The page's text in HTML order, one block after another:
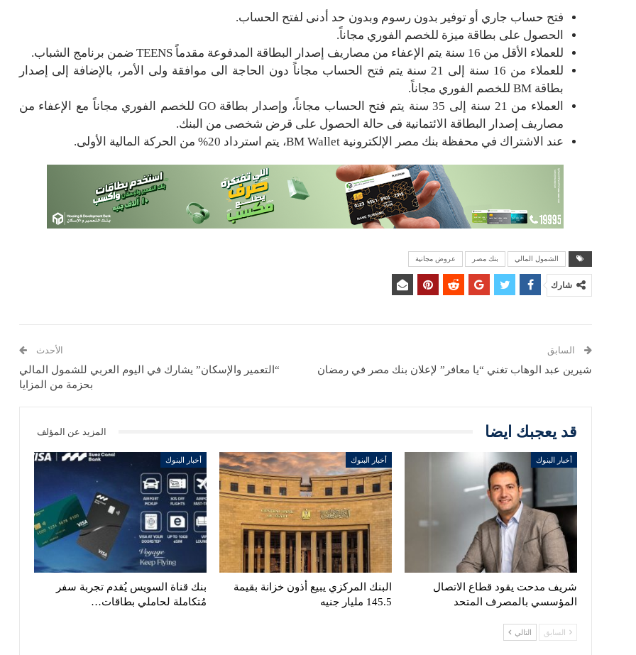
فتح حساب جاري أو توفير بدون رسوم وبدون حد أدنى لفتح الحساب.
الحصول على بطاقة ميزة للخصم الفوري مجاناً.
للعملاء الأقل من 16 سنة يتم الإعفاء من مصاريف إصدار البطاقة المدفوعة مقدماً TEENS ضمن برنامج الشباب.
للعملاء من 16 سنة إلى 21 سنة يتم فتح الحساب مجاناً دون الحاجة الى موافقة ولى الأمر، بالإضافة إلى إصدار
بطاقة BM للخصم الفوري مجاناً.
العملاء من 21 سنة إلى 35 سنة يتم فتح الحساب مجاناً، وإصدار بطاقة GO للخصم الفوري مجاناً مع الإعفاء من
مصاريف إصدار البطاقة الائتمانية فى حالة الحصول على قرض شخصى من البنك.
عند الاشتراك في محفظة بنك مصر الإلكترونية BM Wallet، يتم استرداد 20% من الحركة المالية الأولى.
الشمول المالي بنك مصر عروض مجانية
شارك
السابق
شيرين عبد الوهاب تغني “يا معافر” لإعلان بنك مصر في رمضان
الأحدث
“التعمير والإسكان” يشارك في اليوم العربي للشمول المالي
بحزمة من المزايا
قد يعجبك ايضا المزيد عن المؤلف
أخبار البنوك
شريف مدحت يقود قطاع الاتصال
المؤسسي بالمصرف المتحد
أخبار البنوك
البنك المركزي يبيع أذون خزانة بقيمة
145.5 مليار جنيه
أخبار البنوك
بنك قناة السويس يُقدم تجربة سفر
مُتكاملة لحاملي بطاقات…
السابق التالي